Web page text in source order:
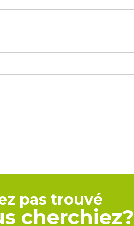
pas trouvé
cherchiez?